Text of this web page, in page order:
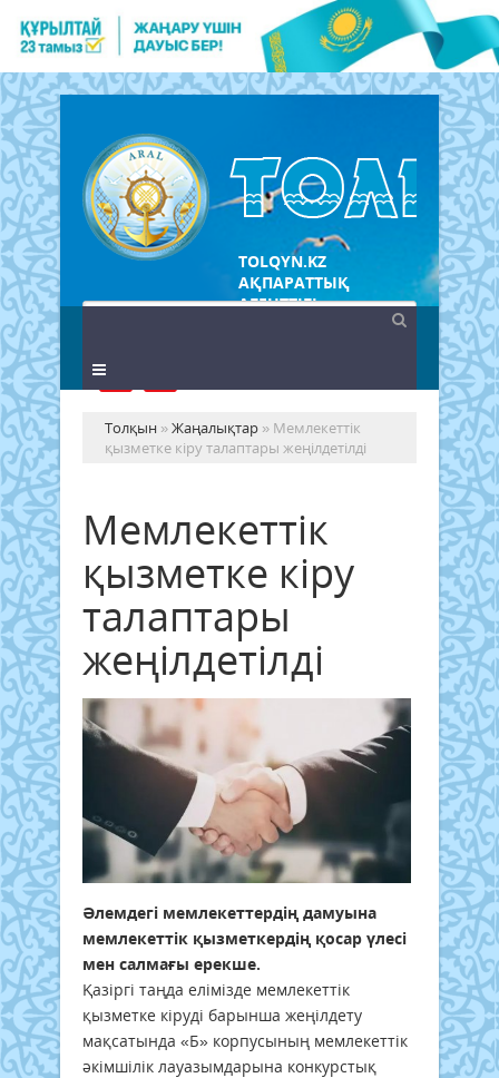
TOLQYN.KZ
АҚПАРАТТЫҚ
АГЕНТТІГІ
Толқын »Жаңалықтар » Мемлекеттік
қызметке кіру талаптары жеңілдетілді
Мемлекеттік
қызметке кіру
талаптары
жеңілдетілді
Әлемдегі мемлекеттердің дамуына
мемлекеттік қызметкердің қосар үлесі
мен салмағы ерекше.
Қазіргі таңда елімізде мемлекеттік
қызметке кіруді барынша жеңілдету
мақсатында «Б» корпусының мемлекеттік
әкімшілік лауазымдарына конкурстық